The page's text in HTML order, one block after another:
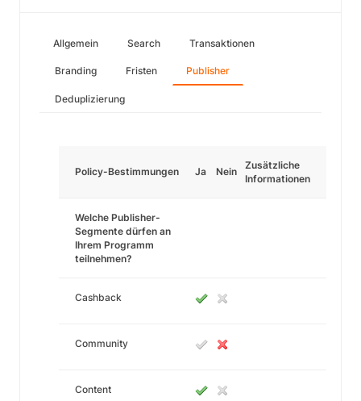
Allgemein Search Transaktionen
Branding Fristen Publisher
Deduplizierung
Policy-Bestimmungen Ja Nein
Zusätzliche
Informationen
Welche Publisher-
Segmente dürfen an
Ihrem Programm
teilnehmen?
Cashback
Community
Content